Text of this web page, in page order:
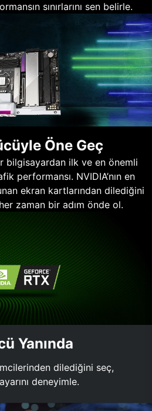
sınırlarını sen belirle.
Öne Geç
bilgisayardan ilk ve en önemli
performansı. NVIDIA’nın en
ekran kartlarından dilediğini
zaman bir adım önde ol.
Yanında
dilediğini seç,
deneyimle.